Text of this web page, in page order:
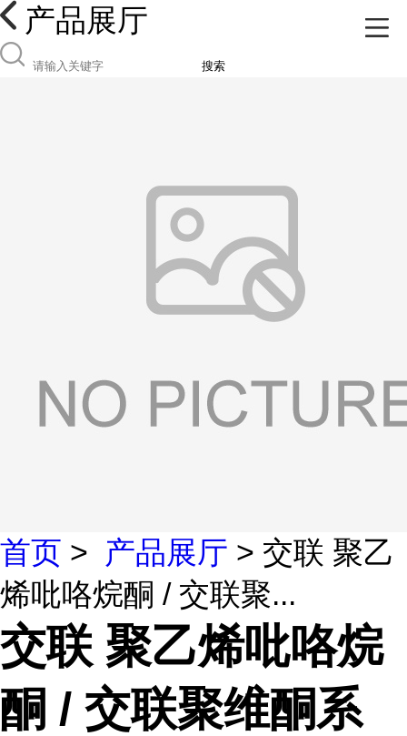
产品展厅
搜索
首页 > 产品展厅 > 交联 聚乙
烯吡咯烷酮 / 交联聚...
交联 聚乙烯吡咯烷
酮 / 交联聚维酮系